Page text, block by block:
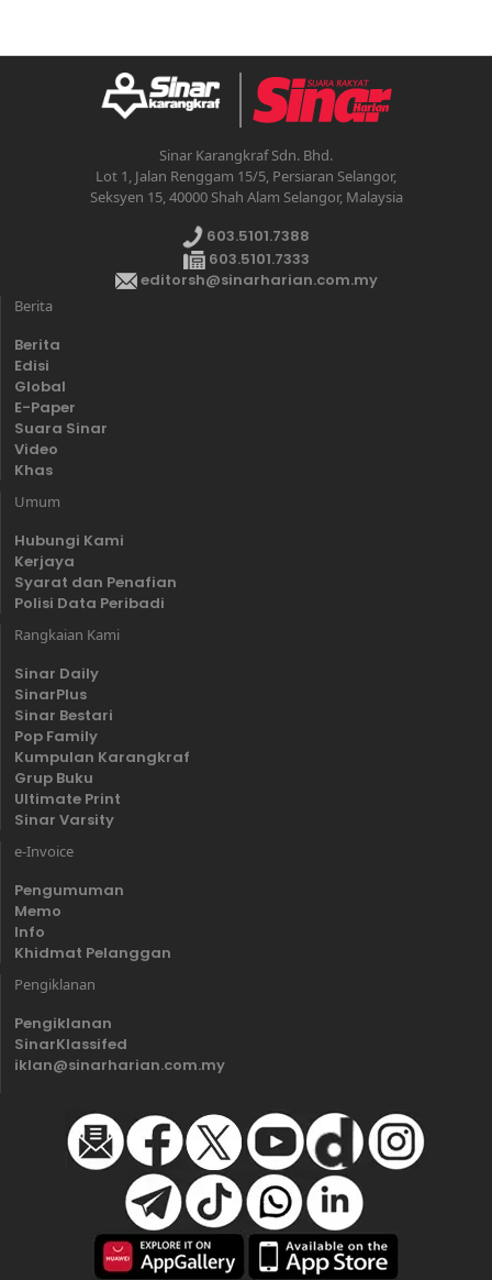
Sinar Karangkraf Sdn. Bhd.
Lot 1, Jalan Renggam 15/5, Persiaran Selangor,
Seksyen 15, 40000 Shah Alam Selangor, Malaysia
603.5101.7388
603.5101.7333
editorsh@sinarharian.com.my
Berita
Berita
Edisi
Global
E-Paper
Suara Sinar
Video
Khas
Umum
Hubungi Kami
Kerjaya
Syarat dan Penafian
Polisi Data Peribadi
Rangkaian Kami
Sinar Daily
SinarPlus
Sinar Bestari
Pop Family
Kumpulan Karangkraf
Grup Buku
Ultimate Print
Sinar Varsity
e-Invoice
Pengumuman
Memo
Info
Khidmat Pelanggan
Pengiklanan
Pengiklanan
SinarKlassifed
iklan@sinarharian.com.my